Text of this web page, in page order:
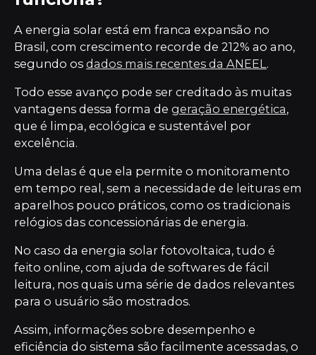
A energia solar está em franca expansão no
Brasil, com crescimento recorde de 212% ao ano,
segundo os dados mais recentes da ANEEL .
Todo esse avanço pode ser creditado às muitas
vantagens dessa forma de geração energética,
que é limpa, ecológica e sustentável por
excelência.
Uma delas é que ela permite o monitoramento
em tempo real, sem a necessidade de leituras em
aparelhos pouco práticos, como os tradicionais
relógios das concessionárias de energia.
No caso da energia solar fotovoltaica, tudo é
feito online, com ajuda de softwares de fácil
leitura, nos quais uma série de dados relevantes
para o usuário são mostrados.
Assim, informações sobre desempenho e
eficiência do sistema são facilmente acessadas, o